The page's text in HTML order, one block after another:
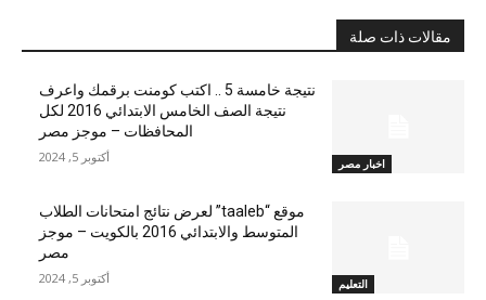
مقالات ذات صلة
اخبار مصر
نتيجة خامسة 5 .. اكتب كومنت برقمك واعرف
نتيجة الصف الخامس الابتدائي 2016 لكل
المحافظات – موجز مصر
أكتوبر 5, 2024
التعليم
موقع “taaleb” لعرض نتائج امتحانات الطلاب
المتوسط والابتدائي 2016 بالكويت – موجز
مصر
أكتوبر 5, 2024